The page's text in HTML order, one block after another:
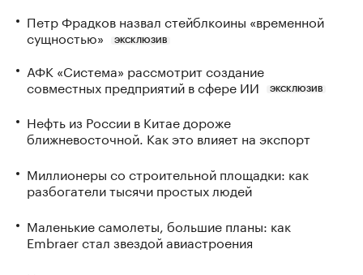
Петр Фрадков назвал стейблкоины «временной
сущностью»
ЭКСКЛЮЗИВ
АФК «Система» рассмотрит создание
совместных предприятий в сфере ИИ
ЭКСКЛЮЗИВ
Нефть из России в Китае дороже
ближневосточной. Как это влияет на экспорт
Миллионеры со строительной площадки: как
разбогатели тысячи простых людей
Маленькие самолеты, большие планы: как
Embraer стал звездой авиастроения